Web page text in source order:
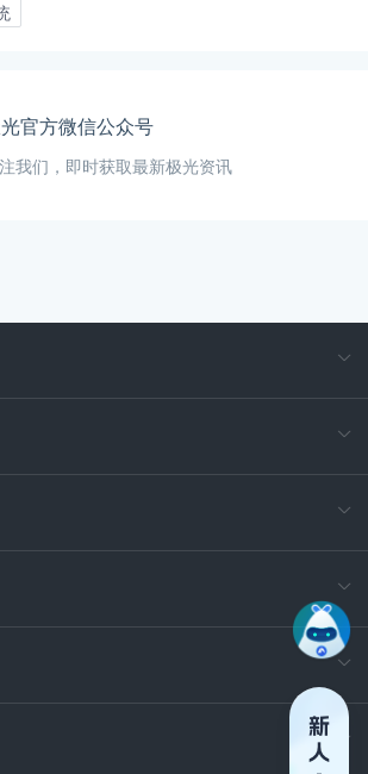
官方微信公众号
我们，即时获取最新极光资讯
电
400-
技
安